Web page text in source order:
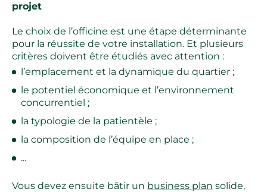
projet
Le choix de l’officine est une étape déterminante
pour la réussite de votre installation. Et plusieurs
critères doivent être étudiés avec attention :
l’emplacement et la dynamique du quartier ;
le potentiel économique et l’environnement
concurrentiel ;
la typologie de la patientèle ;
la composition de l’équipe en place ;
...
Vous devez ensuite bâtir un business plan solide,